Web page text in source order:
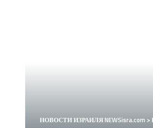
НОВОСТИ ИЗРАИЛЯ NEWSisra.com >